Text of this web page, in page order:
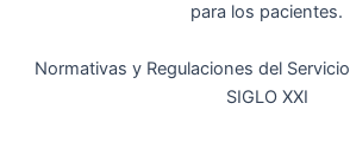
para los pacientes.
Normativas y Regulaciones del
SIGLO XXI